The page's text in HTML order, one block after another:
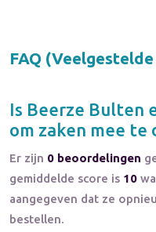
FAQ
Is Beerze Bulten
om zaken mee te
Er zijn 0 beoordelingen
gemiddelde score is 10
aangegeven dat ze
bestellen.